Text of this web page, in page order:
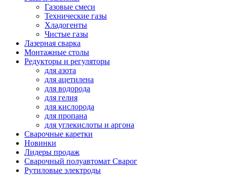
Газовые смеси
Технические газы
Хладогенты
Чистые газы
Лазерная сварка
Монтажные столы
Редукторы и регуляторы
для азота
для ацетилена
для водорода
для гелия
для кислорода
для пропана
для углекислоты и аргона
Сварочные каретки
Новинки
Лидеры продаж
Сварочный полуавтомат Сварог
Рутиловые электроды